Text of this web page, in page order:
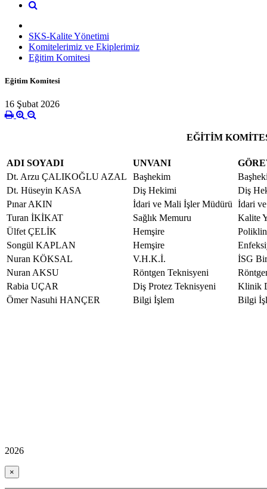
SKS-Kalite Yönetimi
Komitelerimiz ve Ekiplerimiz
Eğitim Komitesi
Eğitim Komitesi
16 Şubat 2026
EĞİTİM
ADI SOYADI UNVANI
Dt. Arzu ÇALIKOĞLU AZAL
Başhekim
Dt. Hüseyin KASA
Diş Hekimi
Diş
Pınar AKIN
İdari ve Mali İşler Müdürü İdari
Turan İKİKAT
Sağlık Memuru
Kalite
Ülfet ÇELİK
Hemşire
Songül KAPLAN
Hemşire
Nuran KÖKSAL
V.H.K.İ.
İSG
Nuran AKSU
Röntgen Teknisyeni
Rabia UÇAR
Diş Protez Teknisyeni
Klinik
Ömer Nasuhi HANÇER
Bilgi İşlem Bilgi
2026
×